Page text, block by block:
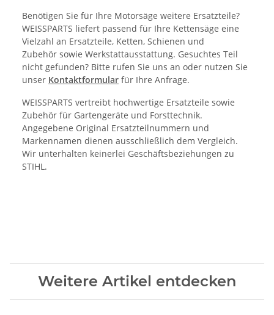
Benötigen Sie für Ihre Motorsäge weitere Ersatzteile?
WEISSPARTS liefert passend für Ihre Kettensäge eine
Vielzahl an Ersatzteile, Ketten, Schienen und
Zubehör sowie Werkstattausstattung. Gesuchtes Teil
nicht gefunden? Bitte rufen Sie uns an oder nutzen Sie
unser Kontaktformular für Ihre Anfrage.
WEISSPARTS vertreibt hochwertige Ersatzteile sowie
Zubehör für Gartengeräte und Forsttechnik.
Angegebene Original Ersatzteilnummern und
Markennamen dienen ausschließlich dem Vergleich.
Wir unterhalten keinerlei Geschäftsbeziehungen zu
STIHL.
Weitere Artikel entdecken